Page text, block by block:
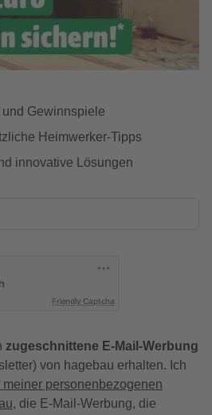
Gewinnspiele
Heimwerker-Tipps
innovative Lösungen
Friendly Captcha
zugeschnittene E-Mail-Werbung
von hagebau erhalten. Ich
meiner personenbezogenen
, die E-Mail-Werbung, die